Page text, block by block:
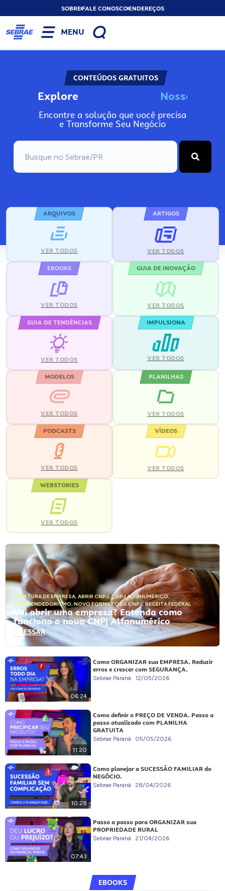
SOBREFALE CONOSCOENDEREÇOS
MENU
CONTEÚDOS GRATUITOS
Explore Nosso
Encontre a solução que você precisa
e Transforme Seu Negócio
ARQUIVOS
VER TODOS
ARTIGOS
VER TODOS
EBOOKS
VER TODOS
GUIA DE INOVAÇÃO
VER TODOS
GUIA DE TENDÊNCIAS
VER TODOS
IMPULSIONA
VER TODOS
MODELOS
VER TODOS
PLANILHAS
VER TODOS
PODCASTS
VER TODOS
VÍDEOS
VER TODOS
WEBSTORIES
VER TODOS
ABERTURA DE EMPRESA, ABRIR CNPJ,CNPJ ALFANUMÉRICO,
EMPREENDEDORISMO, NOVO FORMATO DE CNPJ,RECEITA FEDERAL
Vai abrir uma empresa? Entenda como
funciona o novo CNPJ Alfanumérico
ACESSAR
06:24
Como ORGANIZAR sua EMPRESA. Reduzir
erros e crescer com SEGURANÇA.
Sebrae Paraná 12/05/2026
11:20
Como definir o PREÇO DE VENDA. Passo a
passo atualizado com PLANILHA
GRATUITA
Sebrae Paraná 05/05/2026
10:28
Como planejar a SUCESSÃO FAMILIAR do
NEGÓCIO.
Sebrae Paraná 28/04/2026
07:43
Passo a passo para ORGANIZAR sua
PROPRIEDADE RURAL
Sebrae Paraná 21/04/2026
EBOOKS